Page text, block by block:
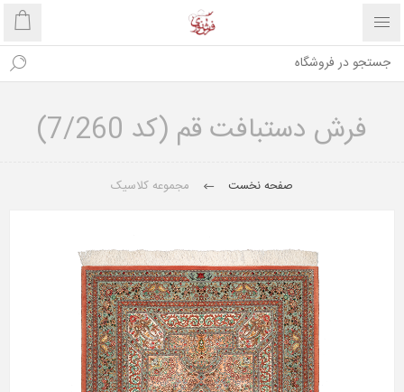
فرش دستبافت قم (کد 7/260)
صفحه نخست مجموعه کلاسیک